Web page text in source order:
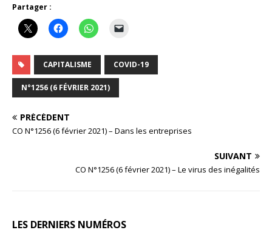
Partager :
CAPITALISME COVID-19
N°1256 (6 FÉVRIER 2021)
PRÉCÉDENT
CO N°1256 (6 février 2021) – Dans les entreprises
SUIVANT
CO N°1256 (6 février 2021) – Le virus des inégalités
LES DERNIERS NUMÉROS